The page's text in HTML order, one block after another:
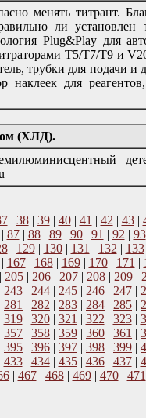
менять титрант.
ли установлен
Plug&Play для
T5/T7/T9 и
трубки для подачи и
наклеек для
(ХЛД).
| 38| 39| 40| 41 | 42 | 43|
87| 88| 89| 90| 91 | 92 | 93
| 129| 130| 131 | 132 | 133
167| 168| 169| 170| 171 |
205| 206| 207| 208| 209|
243 | 244 | 245 | 246 | 247 |
281 | 282 | 283 | 284 | 285 |
319| 320| 321 | 322 | 323|
357 | 358 | 359 | 360 | 361 |
395 | 396 | 397 | 398 | 399 |
433| 434| 435| 436| 437|
| 467| 468| 469| 470| 471